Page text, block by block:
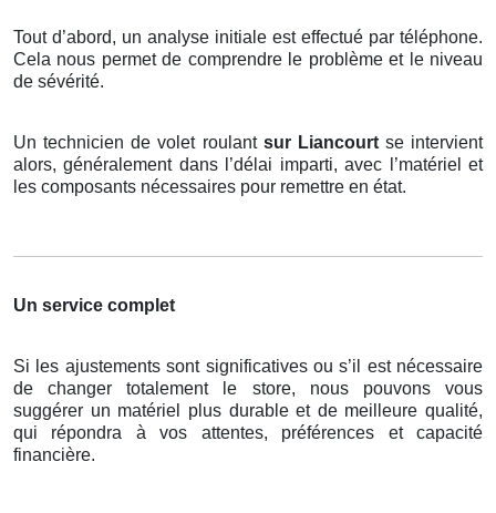
Tout d’abord, un analyse initiale est effectué par téléphone.
Cela nous permet de comprendre le problème et le niveau
de sévérité.
Un technicien de volet roulant sur Liancourt se intervient
alors, généralement dans l’délai imparti, avec l’matériel et
les composants nécessaires pour remettre en état.
Un service complet
Si les ajustements sont significatives ou s’il est nécessaire
de changer totalement le store, nous pouvons vous
suggérer un matériel plus durable et de meilleure qualité,
qui répondra à vos attentes, préférences et capacité
financière.